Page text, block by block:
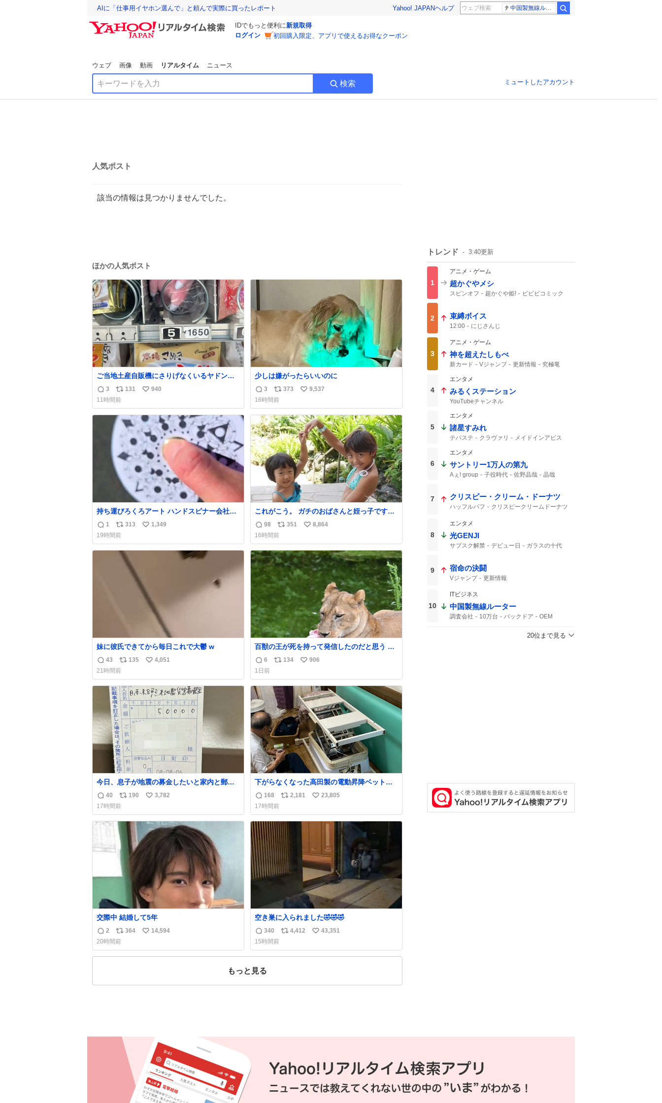
AIに「仕事用イヤホン選んで」と頼んで実際に買ったレポート Yahoo! JAPANヘルプ 中国製無線ルーター
IDでもっと便利に新規取得
ログイン
初回購入限定、アプリで使えるお得なクーポン
ウェブ 画像 動画 リアルタイム ニュース
検索 ミュートしたアカウント
人気ポスト
該当の情報は見つかりませんでした。
ほかの人気ポスト
ご当地土産自販機にさりげなくいるヤドン
¥1650
返
信
数
3
リ
ポ
ス
ト
数
131
い
ね
数
940
11時間前
少しは嫌がったらいいのに
返
信
数
3
リ
ポ
ス
ト
数
373
い
ね
数
9,537
16時間前
持ち運びろくろアート ハンドスピナー会社の
偉い人、見てください。
返
信
数
1
リ
ポ
ス
ト
313
い
ね
1,349
19時間前
これがこう。 ガチのおばさんと姪っ子です。
（身長抜かされててしぬ笑） #ヤツルギ12 #
家族でヒロイン
返
信
数
98
リ
ポ
ス
ト
数
351
い
ね
数
8,864
16時間前
妹に彼氏できてから毎日これで大鬱 w
返
信
数
43
リ
ポ
ス
ト
数
135
い
ね
数
4,051
21時間前
百獣の王が死を持って発信したのだと思う 高
温多湿が尋常でない日本の夏 どうか早急に飼
育の環境を見直して 動物の命を護ってくださ
い…と 治療中のライオンが助かりますように
すべての動物の命が護られますように
2026.7.3📷多摩動物公園にて 残念ながら個体
の識別は出来ません
返
信
数
6
リ
ス
ト
数
134
い
ね
数
906
1日前
今日、息子が地震の募金したいと家内と郵便
局に行ったみたいです。おもちゃとか買う選
択肢もあったと思うけど、自分で貯めてた2万
円を役に立てて欲しい、みんなも元気になっ
て欲しいと。家内も一緒に募金したので、自
分も何かできたらなぁと思いました。
返
信
数
40
リ
ポ
ス
ト
数
190
い
ね
数
3,782
17時間前
下がらなくなった高田製の電動昇降ベット。
メーカーからは、完全に見放されたんです
が、 見事に85歳の父が治しました。 うちの父
は、トヨタカローラのボディをオート生産す
る、工業ロボットの製作者なんですが、 父が
電動ベットの配線をハンダで修理している横
で、
返
信
数
168
リ
ス
ト
数
2,181
い
ね
23,805
17時間前
交際中 結婚して5年
返
信
数
2
リ
ポ
ス
364
い
ね
14,594
20時間前
空き巣に入られました🤣🤣🤣
返
信
数
340
リ
ス
4,412
い
ね
43,351
15時間前
もっと見る
トレンド 3:40更新
1
アニメ・ゲーム
超かぐやメシ
スピンオフ 超かぐや姫!
ビビビコミック
2 束縛ボイス
12:00 にじさんじ
3
アニメ・ゲーム
神を超えたしもべ
新カード Vジャンプ 更新情報 究極竜
4
エンタメ
みるくステーション
YouTubeチャンネル
5
エンタメ
諸星すみれ
テパステ クラヴァリ
メイドインアビス
6
エンタメ
サントリー1万人の第九
Aぇ! group 子役時代 佐野晶哉 晶哉
7 クリスピー・クリーム・ドーナツ
ハッフルパフ クリスピークリームドーナツ
8
エンタメ
光GENJI
サブスク解禁 デビュー日
ガラスの十代
9 宿命の決闘
Vジャンプ 更新情報
10
ITビジネス
中国製無線ルーター
調査会社 10万台 バックドア
OEM
20位まで見る